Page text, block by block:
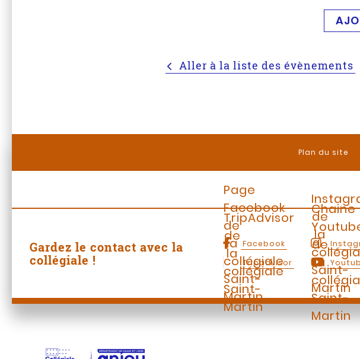
Aller à la liste des évènements
Plan du site
Gardez le contact avec la
collégiale !
Page
Facebook
de
la
collégiale
Saint-
Martin
Facebook
de
la
Saint-
Martin
TripAdvisor
de
la
collégiale
Saint-
Martin
Tripadvisor
Chaine
de
la
Saint-
Martin